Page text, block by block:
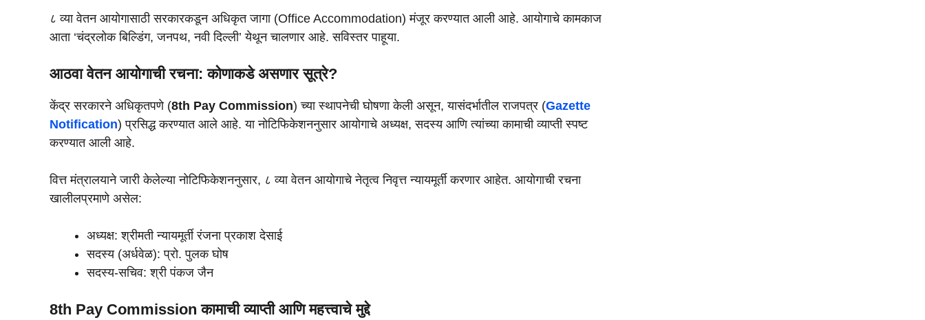
८ व्या वेतन आयोगासाठी सरकारकडून अधिकृत जागा (Office Accommodation) मंजूर करण्यात आली आहे. आयोगाचे कामकाज
आता ‘चंद्रलोक बिल्डिंग, जनपथ, नवी दिल्ली’ येथून चालणार आहे. सविस्तर पाहूया.
आठवा वेतन आयोगाची रचना: कोणाकडे असणार सूत्रे?
केंद्र सरकारने अधिकृतपणे (8th Pay Commission) च्या स्थापनेची घोषणा केली असून, यासंदर्भातील राजपत्र (Gazette
Notification) प्रसिद्ध करण्यात आले आहे. या नोटिफिकेशननुसार आयोगाचे अध्यक्ष, सदस्य आणि त्यांच्या कामाची व्याप्ती स्पष्ट
करण्यात आली आहे.
वित्त मंत्रालयाने जारी केलेल्या नोटिफिकेशननुसार, ८ व्या वेतन आयोगाचे नेतृत्व निवृत्त न्यायमूर्ती करणार आहेत. आयोगाची रचना
खालीलप्रमाणे असेल:
अध्यक्ष: श्रीमती न्यायमूर्ती रंजना प्रकाश देसाई
सदस्य (अर्धवेळ): प्रो. पुलक घोष
सदस्य-सचिव: श्री पंकज जैन
8th Pay Commission कामाची व्याप्ती आणि महत्त्वाचे मुद्दे